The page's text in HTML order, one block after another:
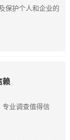
保护个人和企业的
赖
专业调查值得信